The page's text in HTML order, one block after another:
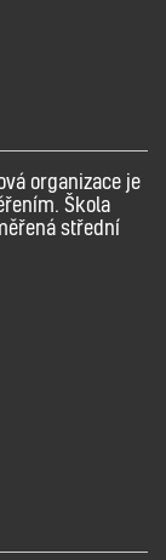
organizace je
Škola
střední